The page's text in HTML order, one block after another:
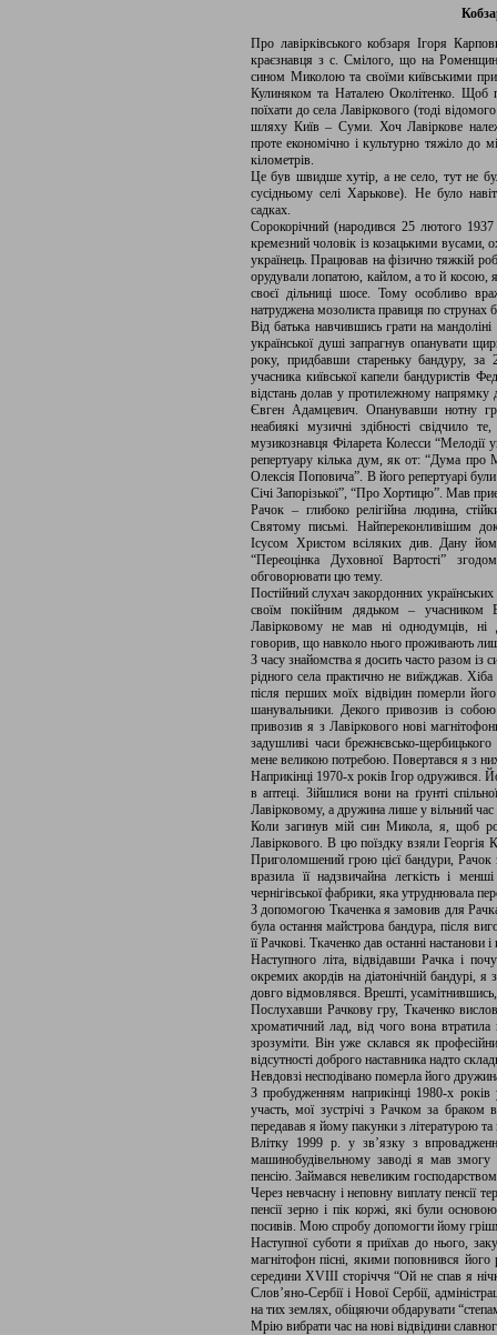
Про лавірківського кобзаря Ігоря
краєзнавця з с. Смілого, що на
сином Миколою та своїми київськими
Кулиняком та Наталею Околітенко. Щоб
поїхати до села Лавіркового (тоді
шляху Київ – Суми. Хоч Лавіркове
проте економічно і культурно тяжіло
кілометрів.
Це був швидше хутір, а не село, тут не
сусідньому селі Харькове). Не було
садках.
Сорокорічний (народився 25 лютого
кремезний чоловік із козацькими вусами,
українець. Працював на фізично тяжкій
орудували лопатою, кайлом, а то й косою,
своєї дільниці шосе. Тому особливо
натруджена мозолиста правиця по
Від батька навчившись грати на
української душі запрагнув опанувати
року, придбавши стареньку бандуру,
учасника київської капели бандуристів
відстань долав у протилежному
Євген Адамцевич. Опанувавши нотну
неабиякі музичні здібності свідчило
музикознавця Філарета Колесси “Мелодії
репертуару кілька дум, як от: “Дума
Олексія Поповича”. В його репертуарі
Січі Запорізької”, “Про Хортицю”. Мав
Рачок – глибоко релігійна людина,
Святому письмі. Найпереконливішим
Ісусом Христом всіляких див. Дану
“Переоцінка Духовної Вартості”
обговорювати цю тему.
Постійний слухач закордонних
своїм покійним дядьком –
Лавірковому не мав ні однодумців, ні
говорив, що навколо нього проживають
З часу знайомства я досить часто разом
рідного села практично не виїжджав.
після перших моїх відвідин померли
шанувальники. Декого привозив із
привозив я з Лавіркового нові
задушливі часи брежнєвсько-
мене великою потребою. Повертався я з
Наприкінці 1970-х років Ігор
в аптеці. Зійшлися вони на ґрунті
Лавірковому, а дружина лише у вільний час
Коли загинув мій син Микола, я, щоб
Лавіркового. В цю поїздку взяли Георгія
Приголомшений грою цієї бандури, Рачок
вразила її надзвичайна легкість і
чернігівської фабрики, яка утруднювала
З допомогою Ткаченка я замовив для
була остання майстрова бандура, після
її Рачкові. Ткаченко дав останні
Наступного літа, відвідавши Рачка і
окремих акордів на діатонічній бандурі,
довго відмовлявся. Врешті,
Послухавши Рачкову гру, Ткаченко
хроматичний лад, від чого вона
зрозуміти. Він уже склався як
відсутності доброго наставника надто
Невдовзі несподівано померла його
З пробудженням наприкінці 1980-х
участь, мої зустрічі з Рачком за браком
передавав я йому пакунки з літературою та
Влітку 1999 р. у зв’язку з
машинобудівельному заводі я мав
пенсію. Займався невеликим
Через невчасну і неповну виплату пенсії
пенсії зерно і пік коржі, які були
посивів. Мою спробу допомогти йому
Наступної суботи я приїхав до нього,
магнітофон пісні, якими поповнився
середини XVIII сторіччя “Ой не спав я
Слов’яно-Сербії і Нової Сербії,
на тих землях, обіцяючи обдарувати
Мрію вибрати час на нові відвідини